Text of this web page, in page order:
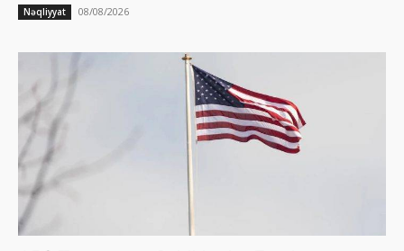
Nəqliyyat 08/08/2026